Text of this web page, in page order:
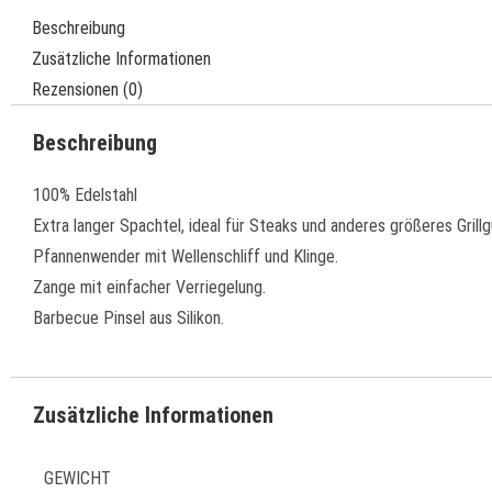
Beschreibung
Zusätzliche Informationen
Rezensionen (0)
Beschreibung
100% Edelstahl
Extra langer Spachtel, ideal für Steaks und anderes größeres
Pfannenwender mit Wellenschliff und Klinge.
Zange mit einfacher Verriegelung.
Barbecue Pinsel aus Silikon.
Zusätzliche Informationen
GEWICHT